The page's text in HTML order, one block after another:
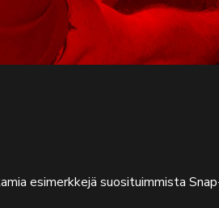
esimerkkejä suosituimmista